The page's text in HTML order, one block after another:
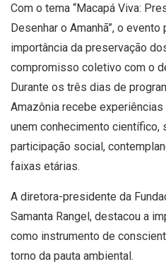
Com o tema “Macapá Viva:
Desenhar o Amanhã”, o
importância da preservação
compromisso coletivo com o
Durante os três dias de
Amazônia recebe
unem conhecimento científico,
participação social,
faixas etárias.
A diretora-presidente da
Samanta Rangel, destacou a
como instrumento de
torno da pauta ambiental.